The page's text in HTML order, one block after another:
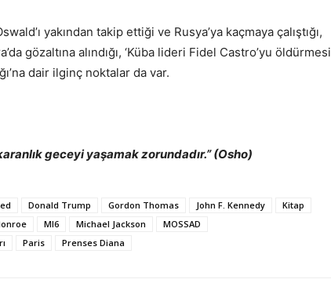
yakından takip ettiği ve Rusya’ya kaçmaya çalıştığı,
gözaltına alındığı, ‘Küba lideri Fidel Castro’yu öldürmesi
dair ilginç noktalar da var.
geceyi yaşamak zorundadır.” (Osho)
Donald Trump Gordon Thomas John F. Kennedy
Kitap
MI6 Michael Jackson
MOSSAD
Paris Prenses Diana